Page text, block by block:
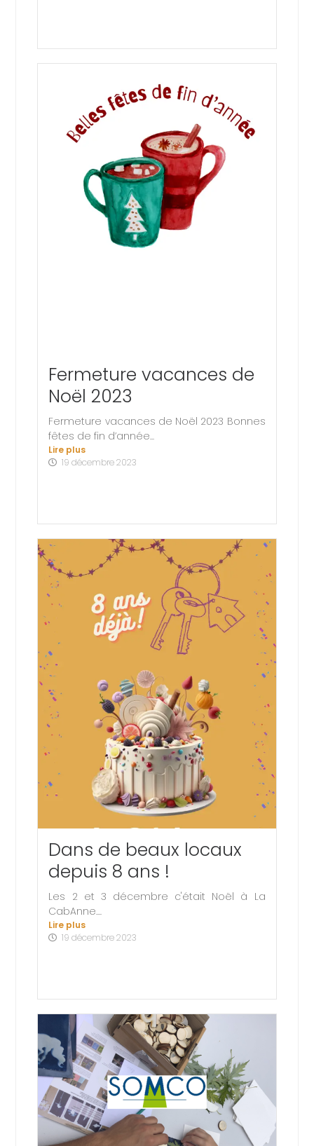
Fermeture vacances de
Noël 2023
Fermeture vacances de Noël 2023 Bonnes
fêtes de fin d’année...
Lire plus
19 décembre 2023
Dans de beaux locaux
depuis 8 ans !
Les 2 et 3 décembre c'était Noël à La
CabAnne....
Lire plus
19 décembre 2023